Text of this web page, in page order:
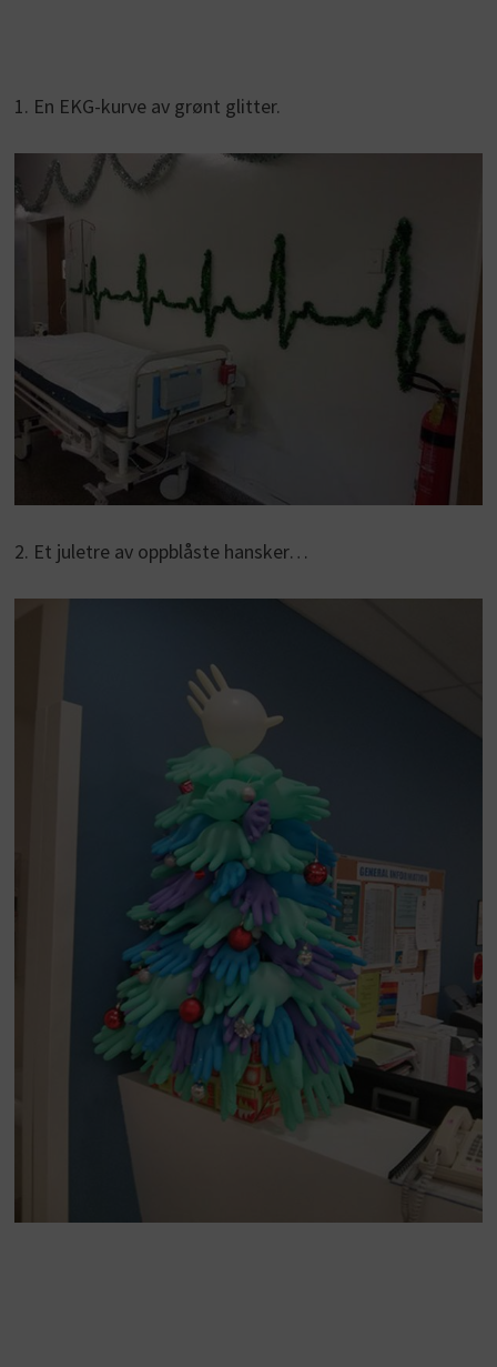
1. En EKG-kurve av grønt glitter.
2. Et juletre av oppblåste hansker…